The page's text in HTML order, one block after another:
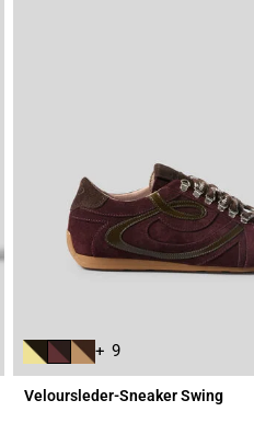
4.7 out of 5 Customer Rating
+ 9
Veloursleder-Sneaker Swing